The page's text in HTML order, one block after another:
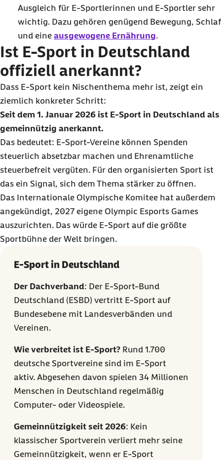
Ausgleich für E-Sportlerinnen und E-Sportler sehr
wichtig. Dazu gehören genügend Bewegung, Schlaf
und eine ausgewogene Ernährung.
Ist E-Sport in Deutschland
offiziell anerkannt?
Dass E-Sport kein Nischenthema mehr ist, zeigt ein
ziemlich konkreter Schritt:
Seit dem 1. Januar 2026 ist E-Sport in Deutschland als
gemeinnützig anerkannt.
Das bedeutet: E-Sport-Vereine können Spenden
steuerlich absetzbar machen und Ehrenamtliche
steuerbefreit vergüten. Für den organisierten Sport ist
das ein Signal, sich dem Thema stärker zu öffnen.
Das Internationale Olympische Komitee hat außerdem
angekündigt, 2027 eigene Olympic Esports Games
auszurichten. Das würde E-Sport auf die größte
Sportbühne der Welt bringen.
E-Sport in Deutschland
Der Dachverband: Der E-Sport-Bund
Deutschland (ESBD) vertritt E-Sport auf
Bundesebene mit Landesverbänden und
Vereinen.
Wie verbreitet ist E-Sport?Rund 1.700
deutsche Sportvereine sind im E-Sport
aktiv. Abgesehen davon spielen 34 Millionen
Menschen in Deutschland regelmäßig
Computer- oder Videospiele.
Gemeinnützigkeit seit 2026: Kein
klassischer Sportverein verliert mehr seine
Gemeinnützigkeit, wenn er E-Sport